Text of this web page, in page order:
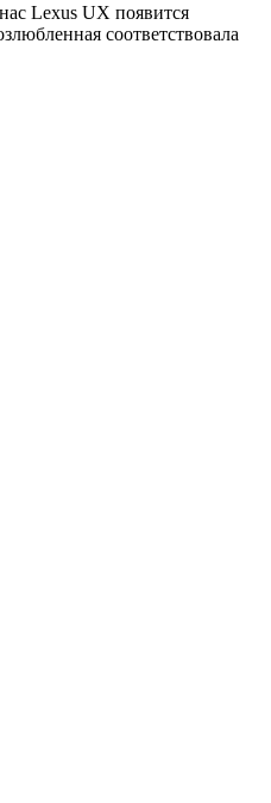
Lexus UX появится
соответствовала